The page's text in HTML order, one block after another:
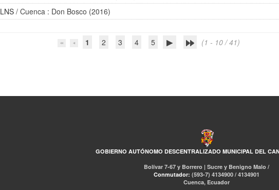
LNS / Cuenca : Don Bosco (2016)
1 2 3 4 5 (1 - 10 / 41)
GOBIERNO AUTÓNOMO DESCENTRALIZADO MUNICIPAL DEL
Bolívar 7-67 y Borrero | Sucre y Benigno Malo /
Conmutador: (593-7) 4134900 / 4134901
Cuenca, Ecuador